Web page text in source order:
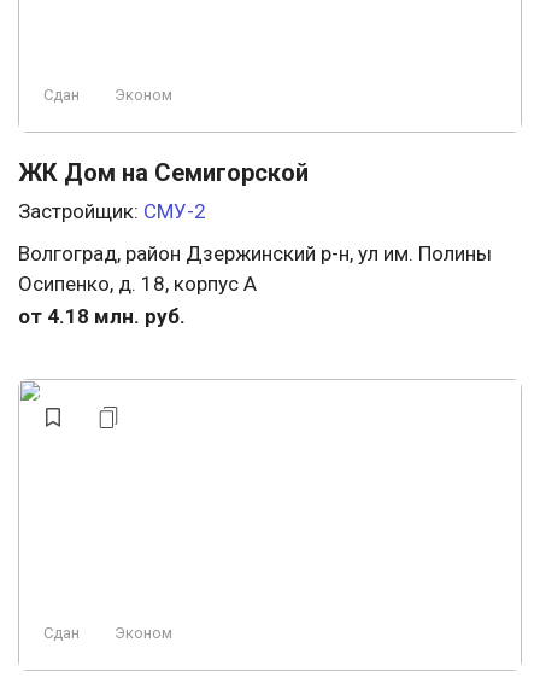
Сдан Эконом
ЖК Дом на Семигорской
Застройщик: СМУ-2
Волгоград, район Дзержинский р-н, ул им. Полины
Осипенко, д. 18, корпус А
от 4.18 млн. руб.
Сдан Эконом